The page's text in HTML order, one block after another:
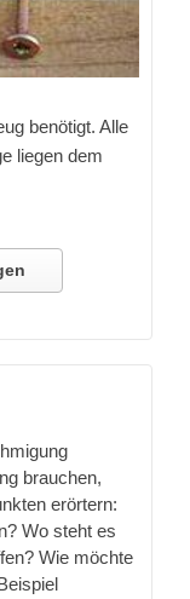
benötigt. Alle
liegen dem
brauchen,
erörtern:
Wo steht es
Wie möchte